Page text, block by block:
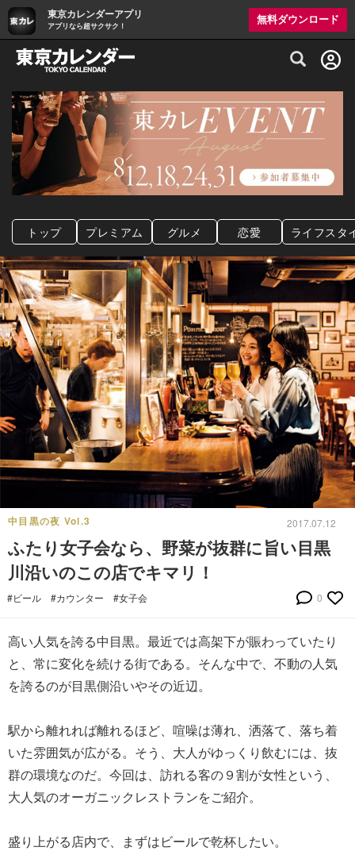
東京カレンダーアプリ
アプリなら超サクサク！
無料ダウンロード
グルメ情報・プレミアムレストラン予約
トップ プレミアム グルメ 恋愛 ライフスタ
中目黒の夜 Vol.3 2017.07.12
ふたり女子会なら、野菜が抜群に旨い目黒
川沿いのこの店でキマリ！
#ビール #カウンター #女子会 0
高い人気を誇る中目黒。最近では高架下が賑わっていたり
と、常に変化を続ける街である。そんな中で、不動の人気
を誇るのが目黒側沿いやその近辺。
駅から離れれば離れるほど、喧噪は薄れ、洒落て、落ち着
いた雰囲気が広がる。そう、大人がゆっくり飲むには、抜
群の環境なのだ。今回は、訪れる客の９割が女性という、
大人気のオーガニックレストランをご紹介。
盛り上がる店内で、まずはビールで乾杯したい。